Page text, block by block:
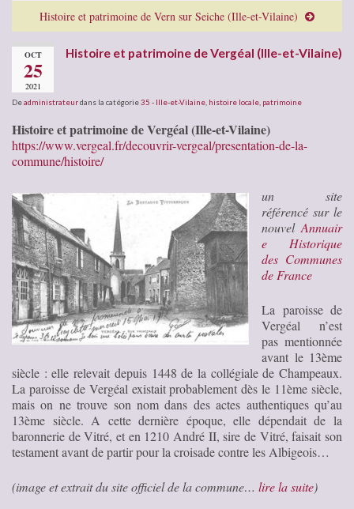
Histoire et patrimoine de Vern sur Seiche (Ille-et-Vilaine)
OCT
25
2021
Histoire et patrimoine de Vergéal (Ille-et-Vilaine)
Deadministrateurdans la catégorie35 - Ille-et-Vilaine histoire locale patrimoine
Histoire et patrimoine de Vergéal (Ille-et-Vilaine)
https://www.vergeal.fr/decouvrir-vergeal/presentation-de-la-
commune/histoire/
un site
référencé sur le
nouvel Annuair
e Historique
des Communes
de France
La paroisse de
Vergéal n’est
pas mentionnée
avant le 13ème
siècle : elle relevait depuis 1448 de la collégiale de Champeaux.
La paroisse de Vergéal existait probablement dès le 11ème siècle,
mais on ne trouve son nom dans des actes authentiques qu’au
13ème siècle. A cette dernière époque, elle dépendait de la
baronnerie de Vitré, et en 1210 André II, sire de Vitré, faisait son
testament avant de partir pour la croisade contre les Albigeois…
(image et extrait du site officiel de la commune… lire la suite)